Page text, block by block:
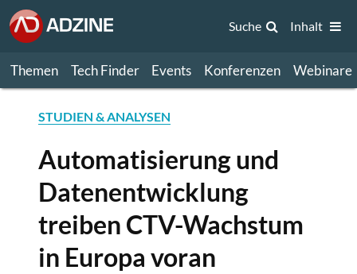
Themen Tech Finder Events Konferenzen Webinare
Suche Inhalt
STUDIEN & ANALYSEN
Automatisierung und
Datenentwicklung
treiben CTV-Wachstum
in Europa voran